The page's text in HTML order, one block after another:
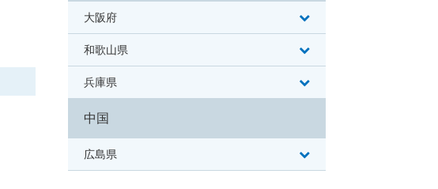
大阪府
和歌山県
兵庫県
中国
広島県